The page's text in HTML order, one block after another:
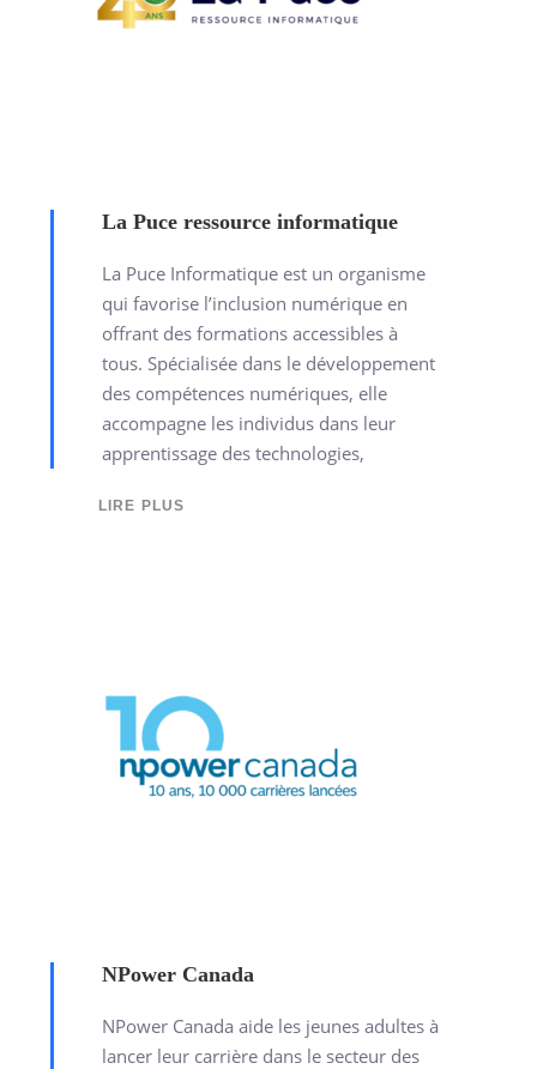
La Puce ressource informatique
La Puce Informatique est un organisme
qui favorise l’inclusion numérique en
offrant des formations accessibles à
tous. Spécialisée dans le développement
des compétences numériques, elle
accompagne les individus dans leur
apprentissage des technologies,
LIRE PLUS
NPower Canada
NPower Canada aide les jeunes adultes à
lancer leur carrière dans le secteur des